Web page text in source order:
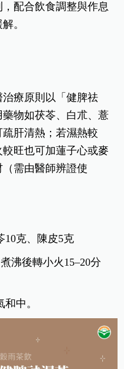
配合飲食調整與作息
。
療原則以「健脾祛
物如茯苓、白朮、薏
肝清熱；若濕熱較
旺也可加蓮子心或麥
需由醫師辨證使
10克、陳皮5克
沸後轉小火15–20分
中。